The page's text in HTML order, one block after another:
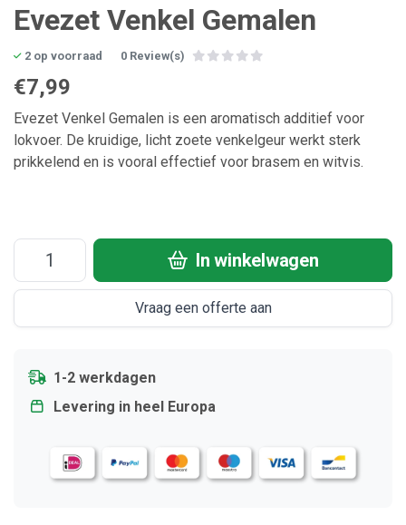
Evezet Venkel Gemalen
2 op voorraad 0 Review(s)
€7,99
Evezet Venkel Gemalen is een aromatisch additief voor
lokvoer. De kruidige, licht zoete venkelgeur werkt sterk
prikkelend en is vooral effectief voor brasem en witvis.
In winkelwagen
Vraag een offerte aan
1-2 werkdagen
Levering in heel Europa